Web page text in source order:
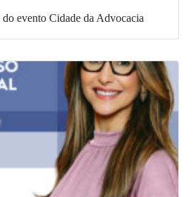
evento Cidade da Advocacia